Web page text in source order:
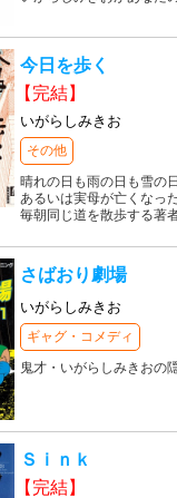
今日を歩く
【完結】
いがらしみきお
その他
晴れの日も雨の日も雪の日
あるいは実母が亡くなっ
毎朝同じ道を散歩する著
さばおり劇場
いがらしみきお
ギャグ・コメディ
鬼才・いがらしみきおの
Ｓｉｎｋ
【完結】